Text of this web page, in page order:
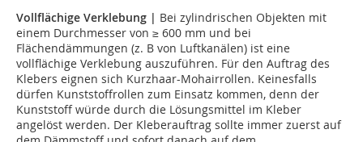
Vollflächige Verklebung | Bei zylindrischen Objekten mit
einem Durchmesser von ≥ 600 mm und bei
Flächendämmungen (z. B von Luftkanälen) ist eine
vollflächige Verklebung auszuführen. Für den Auftrag des
Klebers eignen sich Kurzhaar-Mohairrollen. Keinesfalls
dürfen Kunststoffrollen zum Einsatz kommen, denn der
Kunststoff würde durch die Lösungsmittel im Kleber
angelöst werden. Der Kleberauftrag sollte immer zuerst auf